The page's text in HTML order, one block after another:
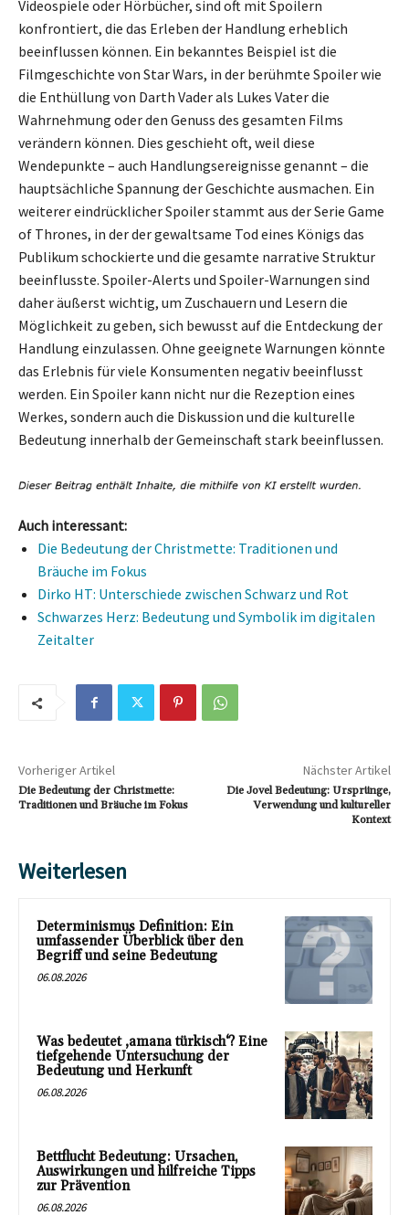
Videospiele oder Hörbücher, sind oft mit Spoilern
konfrontiert, die das Erleben der Handlung erheblich
beeinflussen können. Ein bekanntes Beispiel ist die
Filmgeschichte von Star Wars, in der berühmte Spoiler wie
die Enthüllung von Darth Vader als Lukes Vater die
Wahrnehmung oder den Genuss des gesamten Films
verändern können. Dies geschieht oft, weil diese
Wendepunkte – auch Handlungsereignisse genannt – die
hauptsächliche Spannung der Geschichte ausmachen. Ein
weiterer eindrücklicher Spoiler stammt aus der Serie Game
of Thrones, in der der gewaltsame Tod eines Königs das
Publikum schockierte und die gesamte narrative Struktur
beeinflusste. Spoiler-Alerts und Spoiler-Warnungen sind
daher äußerst wichtig, um Zuschauern und Lesern die
Möglichkeit zu geben, sich bewusst auf die Entdeckung der
Handlung einzulassen. Ohne geeignete Warnungen könnte
das Erlebnis für viele Konsumenten negativ beeinflusst
werden. Ein Spoiler kann nicht nur die Rezeption eines
Werkes, sondern auch die Diskussion und die kulturelle
Bedeutung innerhalb der Gemeinschaft stark beeinflussen.
Auch interessant:
Die Bedeutung der Christmette: Traditionen und
Bräuche im Fokus
Dirko HT: Unterschiede zwischen Schwarz und Rot
Schwarzes Herz: Bedeutung und Symbolik im digitalen
Zeitalter
Vorheriger Artikel
Die Bedeutung der Christmette:
Traditionen und Bräuche im Fokus
Nächster Artikel
Die Jovel Bedeutung: Ursprünge,
Verwendung und kultureller
Kontext
Weiterlesen
Determinismus Definition: Ein
umfassender Überblick über den
Begriff und seine Bedeutung
06.08.2026
Was bedeutet ‚amana türkisch‘? Eine
tiefgehende Untersuchung der
Bedeutung und Herkunft
06.08.2026
Bettflucht Bedeutung: Ursachen,
Auswirkungen und hilfreiche Tipps
zur Prävention
06.08.2026